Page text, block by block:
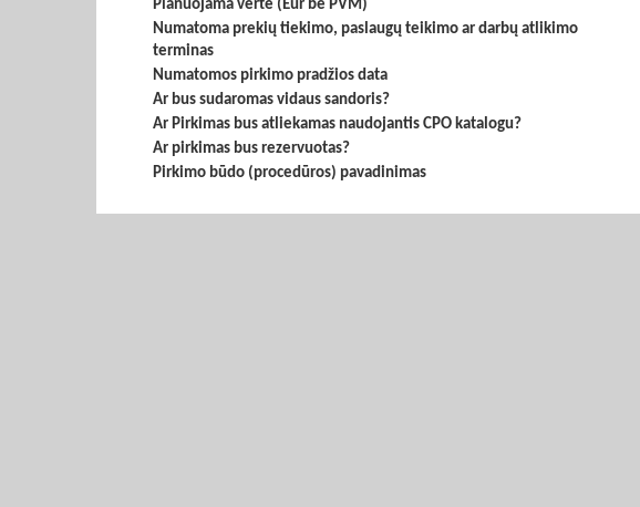
Planuojama vertė (Eur be PVM)
Numatoma prekių tiekimo, paslaugų teikimo ar darbų atlikimo
terminas
Numatomos pirkimo pradžios data
Ar bus sudaromas vidaus sandoris?
Ar Pirkimas bus atliekamas naudojantis CPO katalogu?
Ar pirkimas bus rezervuotas?
Pirkimo būdo (procedūros) pavadinimas